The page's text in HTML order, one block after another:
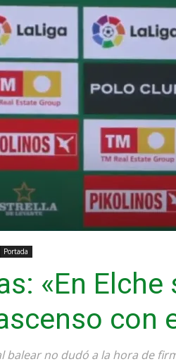
Portada
«En
con
balear no dudó a la hora de